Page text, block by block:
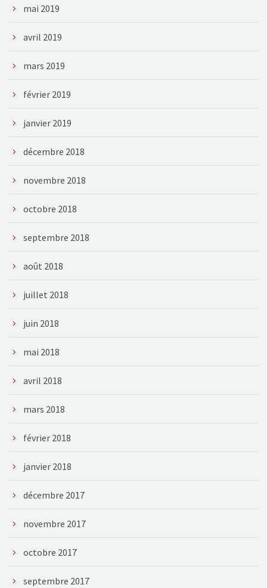
mai 2019
avril 2019
mars 2019
février 2019
janvier 2019
décembre 2018
novembre 2018
octobre 2018
septembre 2018
août 2018
juillet 2018
juin 2018
mai 2018
avril 2018
mars 2018
février 2018
janvier 2018
décembre 2017
novembre 2017
octobre 2017
septembre 2017